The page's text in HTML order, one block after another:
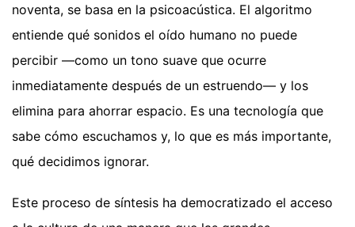
noventa, se basa en la psicoacústica. El algoritmo
entiende qué sonidos el oído humano no puede
percibir —como un tono suave que ocurre
inmediatamente después de un estruendo— y los
elimina para ahorrar espacio. Es una tecnología que
sabe cómo escuchamos y, lo que es más importante,
qué decidimos ignorar.
Este proceso de síntesis ha democratizado el acceso